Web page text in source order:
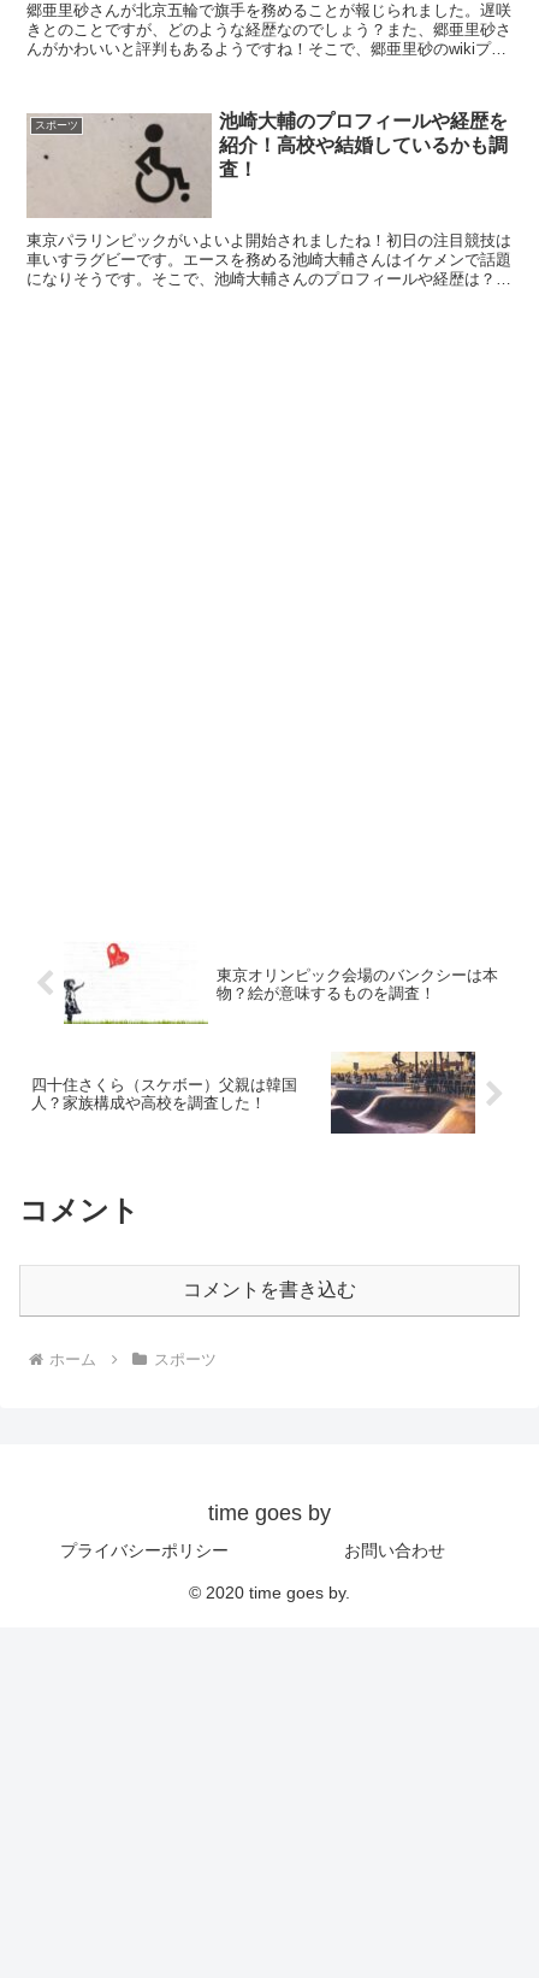
郷亜里砂さんが北京五輪で旗手を務めることが報じられました。遅咲
きとのことですが、どのような経歴なのでしょう？また、郷亜里砂さ
んがかわいいと評判もあるようですね！そこで、郷亜里砂のwikiプロ
スポーツ
池崎大輔のプロフィールや経歴を
紹介！高校や結婚しているかも調
査！
東京パラリンピックがいよいよ開始されましたね！初日の注目競技は
車いすラグビーです。エースを務める池崎大輔さんはイケメンで話題
になりそうです。そこで、池崎大輔さんのプロフィールや経歴は？出
東京オリンピック会場のバンクシーは本
物？絵が意味するものを調査！
四十住さくら（スケボー）父親は韓国
人？家族構成や高校を調査した！
コメント
コメントを書き込む
ホーム スポーツ
time goes by
プライバシーポリシー お問い合わせ
© 2020 time goes by.